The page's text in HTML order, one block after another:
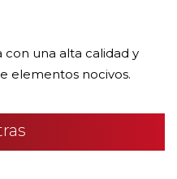
una alta calidad y
elementos nocivos.